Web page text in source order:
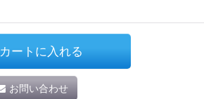
カートに入れる
お問い合わせ